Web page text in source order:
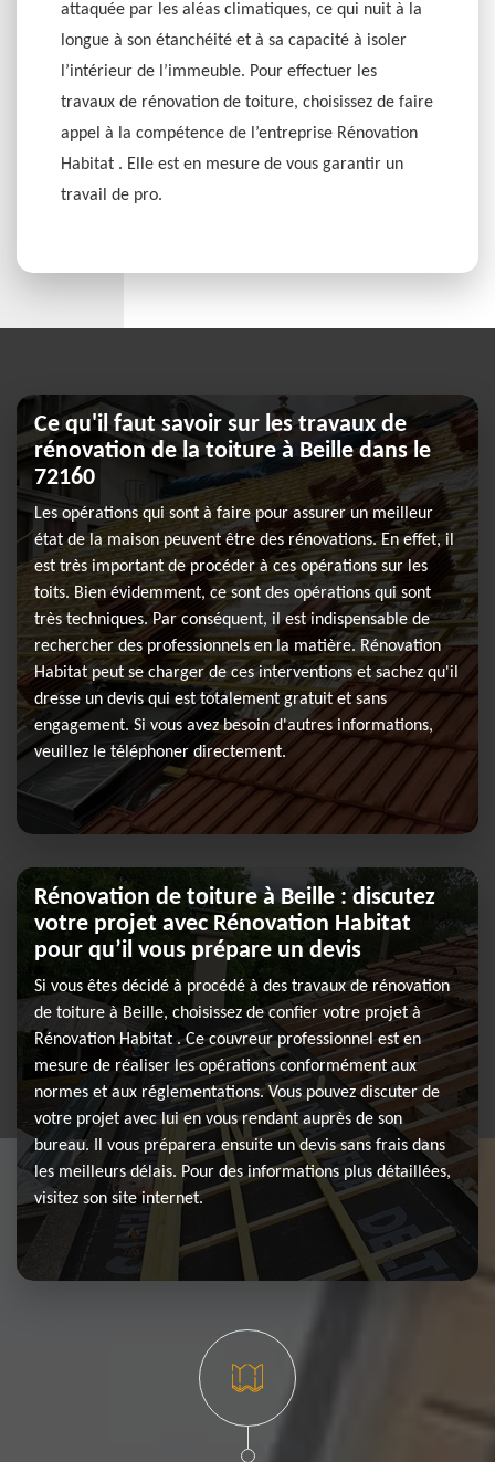
attaquée par les aléas climatiques, ce qui nuit à la
longue à son étanchéité et à sa capacité à isoler
l’intérieur de l’immeuble. Pour effectuer les
travaux de rénovation de toiture, choisissez de faire
appel à la compétence de l’entreprise Rénovation
Habitat . Elle est en mesure de vous garantir un
travail de pro.
Ce qu'il faut savoir sur les travaux de
rénovation de la toiture à Beille dans le
72160
Les opérations qui sont à faire pour assurer un meilleur
état de la maison peuvent être des rénovations. En effet, il
est très important de procéder à ces opérations sur les
toits. Bien évidemment, ce sont des opérations qui sont
très techniques. Par conséquent, il est indispensable de
rechercher des professionnels en la matière. Rénovation
Habitat peut se charger de ces interventions et sachez qu'il
dresse un devis qui est totalement gratuit et sans
engagement. Si vous avez besoin d'autres informations,
veuillez le téléphoner directement.
Rénovation de toiture à Beille : discutez
votre projet avec Rénovation Habitat
pour qu’il vous prépare un devis
Si vous êtes décidé à procédé à des travaux de rénovation
de toiture à Beille, choisissez de confier votre projet à
Rénovation Habitat . Ce couvreur professionnel est en
mesure de réaliser les opérations conformément aux
normes et aux réglementations. Vous pouvez discuter de
votre projet avec lui en vous rendant auprès de son
bureau. Il vous préparera ensuite un devis sans frais dans
les meilleurs délais. Pour des informations plus détaillées,
visitez son site internet.